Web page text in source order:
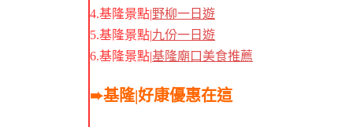
4.基隆景點|野柳一日遊
5.基隆景點|九份一日遊
6.基隆景點|基隆廟口美食推薦
➨基隆|好康優惠在這